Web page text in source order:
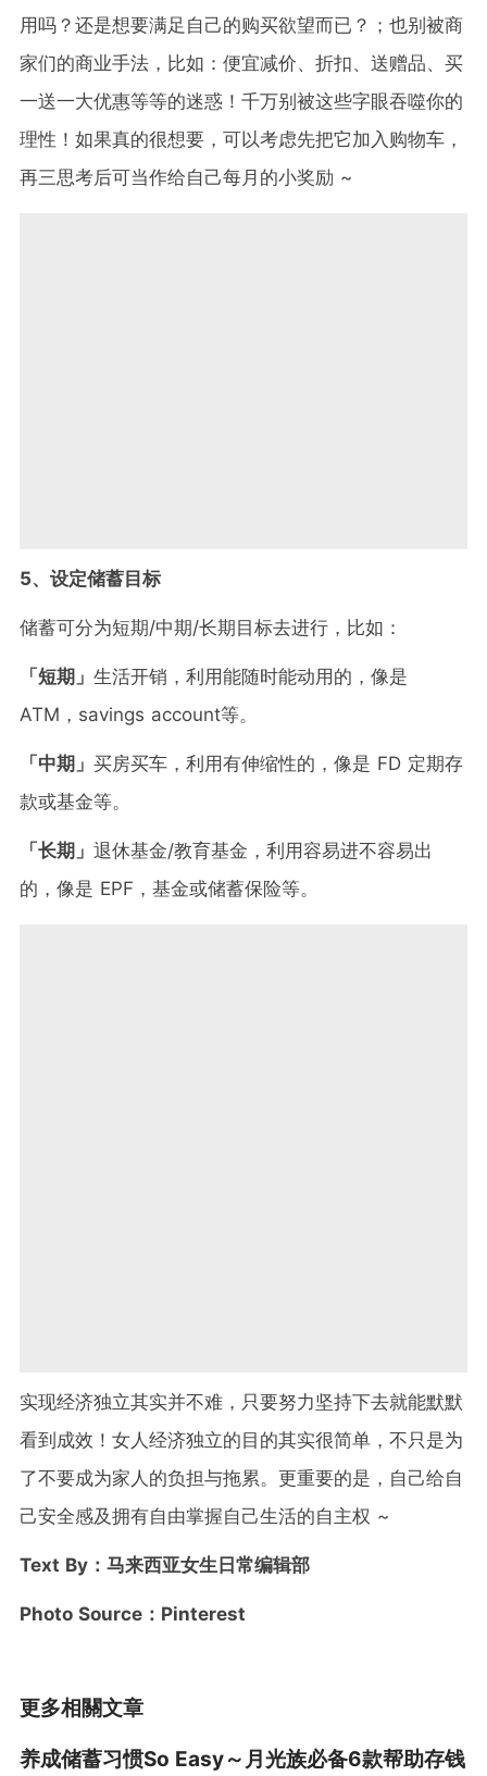
用吗？还是想要满足自己的购买欲望而已？；也别被商
家们的商业手法，比如：便宜减价、折扣、送赠品、买
一送一大优惠等等的迷惑！千万别被这些字眼吞噬你的
理性！如果真的很想要，可以考虑先把它加入购物车，
再三思考后可当作给自己每月的小奖励 ~
5、设定储蓄目标
储蓄可分为短期/中期/长期目标去进行，比如：
「短期」 生活开销，利用能随时能动用的，像是
ATM，savings account等。
「中期」 买房买车，利用有伸缩性的，像是 FD 定期存
款或基金等。
「长期」 退休基金/教育基金，利用容易进不容易出
的，像是 EPF，基金或储蓄保险等。
实现经济独立其实并不难，只要努力坚持下去就能默默
看到成效！女人经济独立的目的其实很简单，不只是为
了不要成为家人的负担与拖累。更重要的是，自己给自
己安全感及拥有自由掌握自己生活的自主权 ~
Text By：马来西亚女生日常编辑部
Photo Source：Pinterest
更多相關文章
养成储蓄习惯So Easy～月光族必备6款帮助存钱